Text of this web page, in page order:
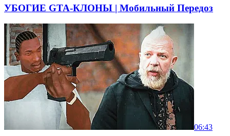
УБОГИЕ GTA-КЛОНЫ | Мобильный Передоз
06:43